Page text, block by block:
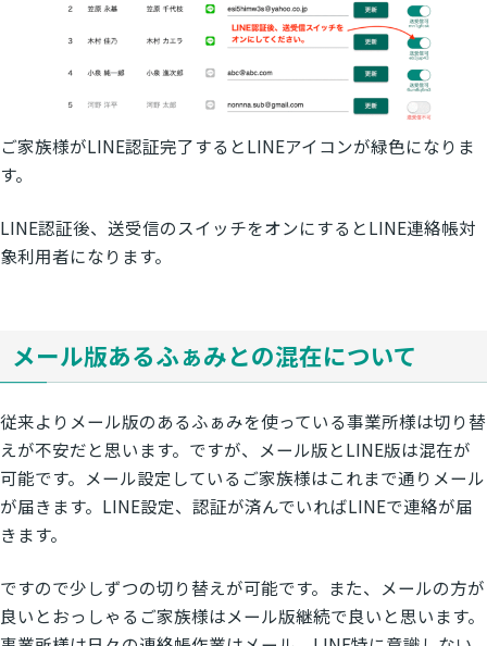
ご家族様がLINE認証完了するとLINEアイコンが緑色になりま
す。
LINE認証後、送受信のスイッチをオンにするとLINE連絡帳対
象利用者になります。
メール版あるふぁみとの混在について
従来よりメール版のあるふぁみを使っている事業所様は切り替
えが不安だと思います。ですが、メール版とLINE版は混在が
可能です。メール設定しているご家族様はこれまで通りメール
が届きます。LINE設定、認証が済んでいればLINEで連絡が届
きます。
ですので少しずつの切り替えが可能です。また、メールの方が
良いとおっしゃるご家族様はメール版継続で良いと思います。